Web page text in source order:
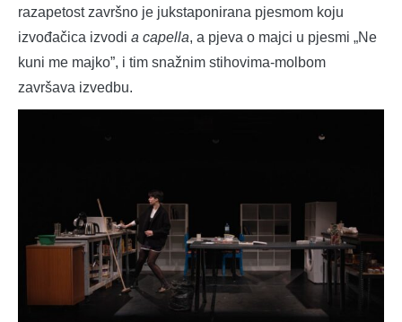
razapetost završno je jukstaponirana pjesmom koju
izvođačica izvodi a capella, a pjeva o majci u pjesmi „Ne
kuni me majko”, i tim snažnim stihovima-molbom
završava izvedbu.